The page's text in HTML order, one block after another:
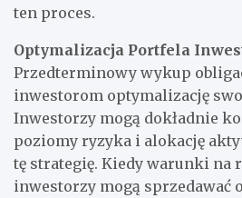
ten proces.
Optymalizacja Portfela
Przedterminowy wykup
inwestorom optymalizację
Inwestorzy mogą dokładnie
poziomy ryzyka i alokację
tę strategię. Kiedy warunki na
inwestorzy mogą sprzedawać